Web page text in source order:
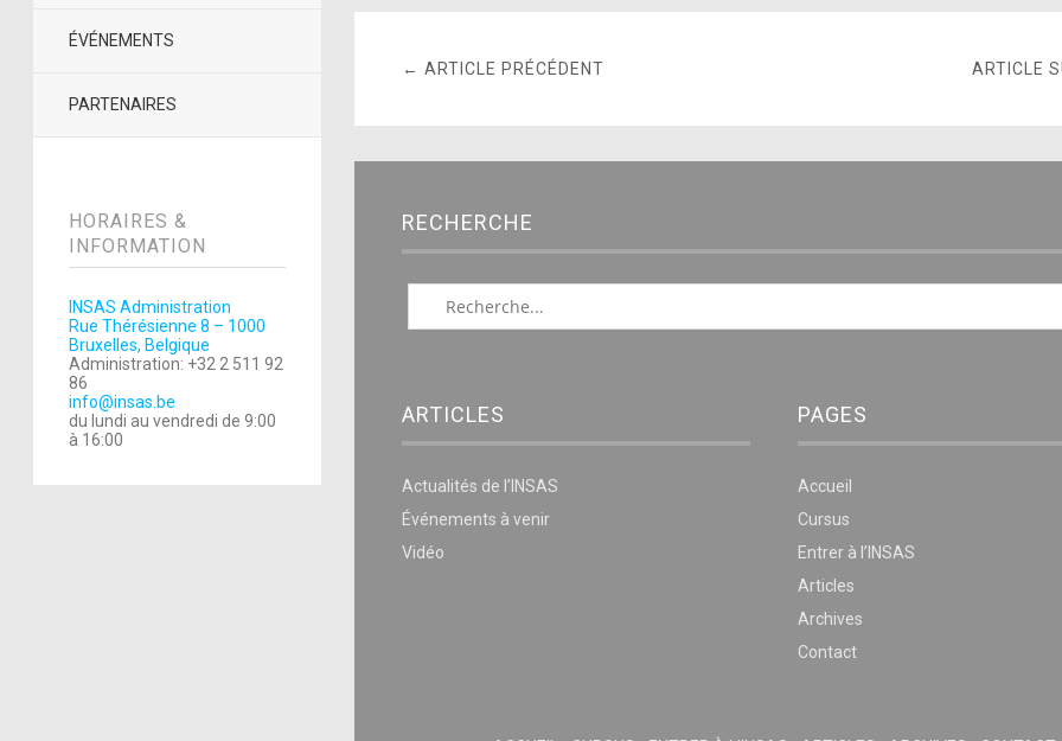
ÉVÉNEMENTS
PARTENAIRES
HORAIRES &
INFORMATION
INSAS Administration
Rue Thérésienne 8 – 1000
Bruxelles, Belgique
Administration: +32 2 511 92
86
info@insas.be
du lundi au vendredi de 9:00
à 16:00
ARTICLE
← ARTICLE PRÉCÉDENT
RECHERCHE
ARTICLES
Actualités de l’INSAS
Événements à venir
Vidéo
PAGES
Accueil
Cursus
Entrer à l’INSAS
Articles
Archives
Contact